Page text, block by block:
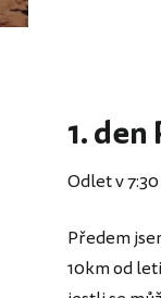
1.
Odlet v
Předem
10km od